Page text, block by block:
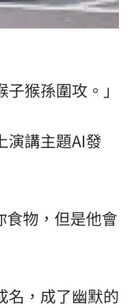
猴孫圍攻。」
演講主題AI發
食物，但是他會
名，成了幽默的